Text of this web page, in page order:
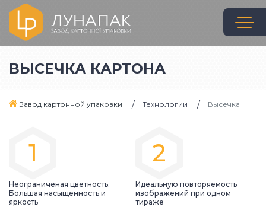
ВЫСЕЧКА КАРТОНА
Завод картонной упаковки Технологии Высечка
1
Неограниченая цветность.
Большая насыщенность и
яркость
2
Идеальную повторяемость
изображений при одном
тираже